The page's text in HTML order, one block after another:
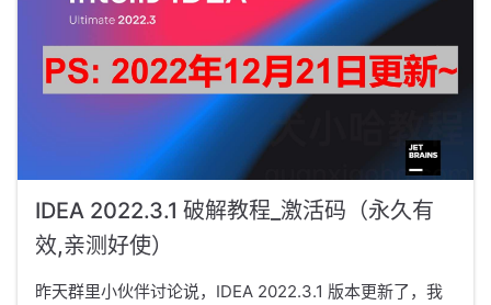
IDEA 2022.3.1 破解教程_激活码（永久有
效,亲测好使）
昨天群里小伙伴讨论说，IDEA 2022.3.1 版本更新了，我